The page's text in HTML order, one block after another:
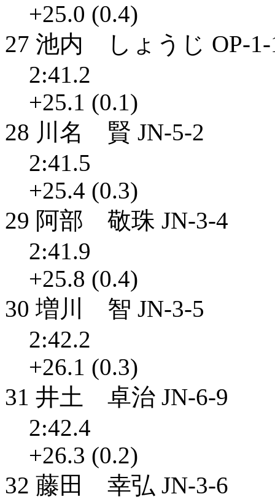
+25.0 (0.4)
27 池内 しょうじ OP-1-
2:41.2
+25.1 (0.1)
28 川名 賢 JN-5-2
2:41.5
+25.4 (0.3)
29 阿部 敬珠 JN-3-4
2:41.9
+25.8 (0.4)
30 増川 智 JN-3-5
2:42.2
+26.1 (0.3)
31 井土 卓治 JN-6-9
2:42.4
+26.3 (0.2)
32 藤田 幸弘 JN-3-6